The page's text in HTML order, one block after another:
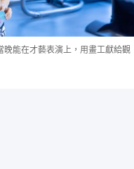
能在才藝表演上，用畫工獻給觀